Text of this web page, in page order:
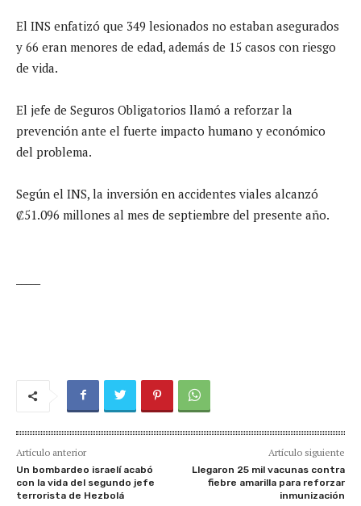
El INS enfatizó que 349 lesionados no estaban asegurados
y 66 eran menores de edad, además de 15 casos con riesgo
de vida.
El jefe de Seguros Obligatorios llamó a reforzar la
prevención ante el fuerte impacto humano y económico
del problema.
Según el INS, la inversión en accidentes viales alcanzó
₡51.096 millones al mes de septiembre del presente año.
Artículo anterior
Un bombardeo israelí acabó
con la vida del segundo jefe
terrorista de Hezbolá
Artículo siguiente
Llegaron 25 mil vacunas contra
fiebre amarilla para reforzar
inmunización